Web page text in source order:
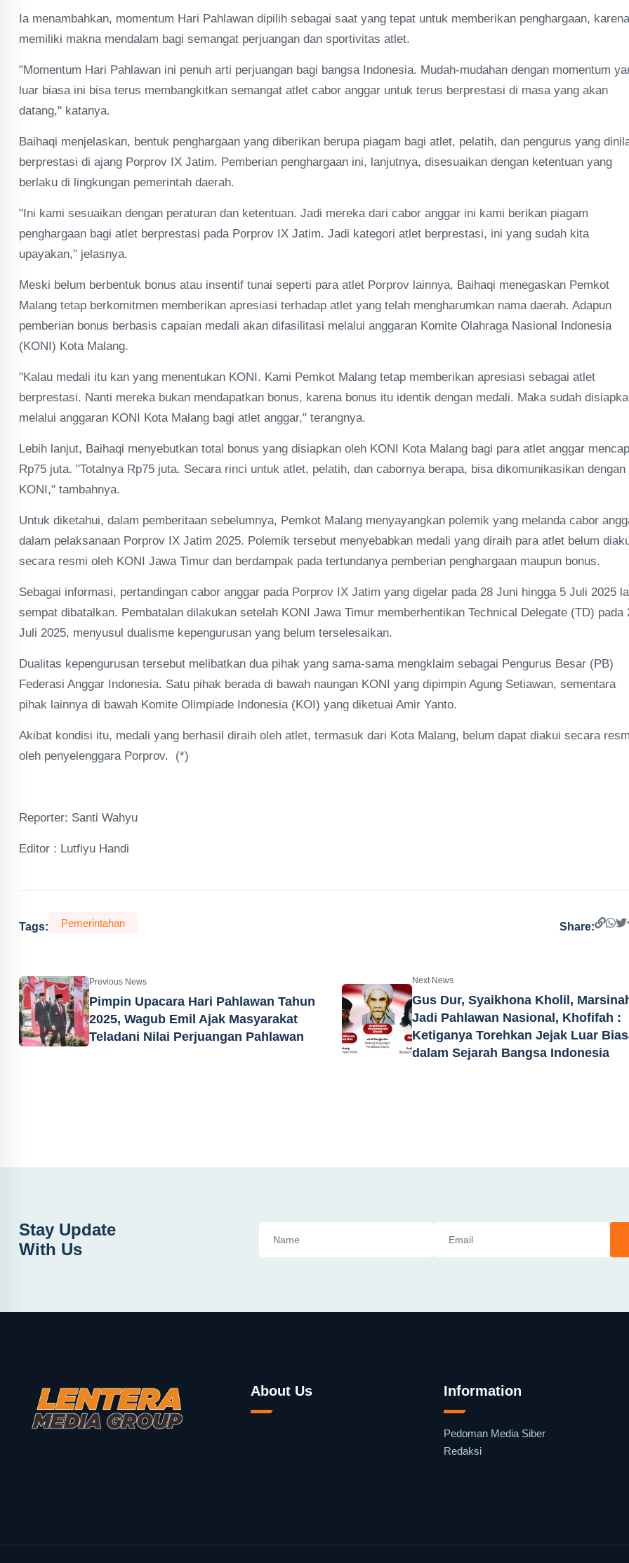
Ia menambahkan, momentum Hari Pahlawan dipilih sebagai saat yang tepat untuk memberikan penghargaan, karena
memiliki makna mendalam bagi semangat perjuangan dan sportivitas atlet.
"Momentum Hari Pahlawan ini penuh arti perjuangan bagi bangsa Indonesia. Mudah-mudahan dengan momentum
luar biasa ini bisa terus membangkitkan semangat atlet cabor anggar untuk terus berprestasi di masa yang akan
datang," katanya.
Baihaqi menjelaskan, bentuk penghargaan yang diberikan berupa piagam bagi atlet, pelatih, dan pengurus yang
berprestasi di ajang Porprov IX Jatim. Pemberian penghargaan ini, lanjutnya, disesuaikan dengan ketentuan yang
berlaku di lingkungan pemerintah daerah.
"Ini kami sesuaikan dengan peraturan dan ketentuan. Jadi mereka dari cabor anggar ini kami berikan piagam
penghargaan bagi atlet berprestasi pada Porprov IX Jatim. Jadi kategori atlet berprestasi, ini yang sudah kita
upayakan," jelasnya.
Meski belum berbentuk bonus atau insentif tunai seperti para atlet Porprov lainnya, Baihaqi menegaskan Pemkot
Malang tetap berkomitmen memberikan apresiasi terhadap atlet yang telah mengharumkan nama daerah. Adapun
pemberian bonus berbasis capaian medali akan difasilitasi melalui anggaran Komite Olahraga Nasional Indonesia
(KONI) Kota Malang.
"Kalau medali itu kan yang menentukan KONI. Kami Pemkot Malang tetap memberikan apresiasi sebagai atlet
berprestasi. Nanti mereka bukan mendapatkan bonus, karena bonus itu identik dengan medali. Maka sudah
melalui anggaran KONI Kota Malang bagi atlet anggar," terangnya.
Lebih lanjut, Baihaqi menyebutkan total bonus yang disiapkan oleh KONI Kota Malang bagi para atlet anggar
Rp75 juta. "Totalnya Rp75 juta. Secara rinci untuk atlet, pelatih, dan cabornya berapa, bisa dikomunikasikan dengan
KONI," tambahnya.
Untuk diketahui, dalam pemberitaan sebelumnya, Pemkot Malang menyayangkan polemik yang melanda cabor
dalam pelaksanaan Porprov IX Jatim 2025. Polemik tersebut menyebabkan medali yang diraih para atlet belum
secara resmi oleh KONI Jawa Timur dan berdampak pada tertundanya pemberian penghargaan maupun bonus.
Sebagai informasi, pertandingan cabor anggar pada Porprov IX Jatim yang digelar pada 28 Juni hingga 5 Juli 2025
sempat dibatalkan. Pembatalan dilakukan setelah KONI Jawa Timur memberhentikan Technical Delegate (TD) pada
Juli 2025, menyusul dualisme kepengurusan yang belum terselesaikan.
Dualitas kepengurusan tersebut melibatkan dua pihak yang sama-sama mengklaim sebagai Pengurus Besar (PB)
Federasi Anggar Indonesia. Satu pihak berada di bawah naungan KONI yang dipimpin Agung Setiawan, sementara
pihak lainnya di bawah Komite Olimpiade Indonesia (KOI) yang diketuai Amir Yanto.
Akibat kondisi itu, medali yang berhasil diraih oleh atlet, termasuk dari Kota Malang, belum dapat diakui secara
oleh penyelenggara Porprov. (*)
Reporter: Santi Wahyu
Editor : Lutfiyu Handi
Tags: Pemerintahan Share:
Previous News
Pimpin Upacara Hari Pahlawan Tahun
2025, Wagub Emil Ajak Masyarakat
Teladani Nilai Perjuangan Pahlawan
Next News
Gus Dur, Syaikhona Kholil,
Jadi Pahlawan Nasional, Khofifah :
Ketiganya Torehkan Jejak Luar
dalam Sejarah Bangsa Indonesia
Stay Update
With Us
About Us Information
Pedoman Media Siber
Redaksi